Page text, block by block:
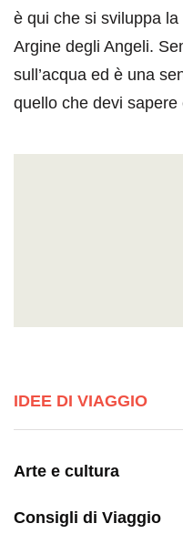
è qui che si sviluppa
Argine degli Angeli.
sull’acqua ed è una
quello che devi sapere
IDEE DI VIAGGIO
Arte e cultura
Consigli di Viaggio